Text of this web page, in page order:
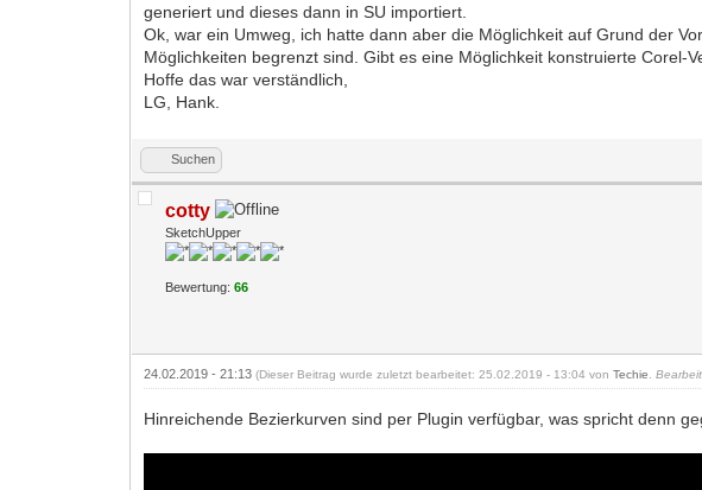
generiert und dieses dann in SU importiert.
Ok, war ein Umweg, ich hatte dann aber die Möglichkeit auf Grund der
Möglichkeiten begrenzt sind. Gibt es eine Möglichkeit konstruierte
Hoffe das war verständlich,
LG, Hank.
Suchen
cotty
SketchUpper
Bewertung:66
24.02.2019 - 21:13(Dieser Beitrag wurde zuletzt bearbeitet: 25.02.2019 - 13:04 vonTechie
Hinreichende Bezierkurven sind per Plugin verfügbar, was spricht denn